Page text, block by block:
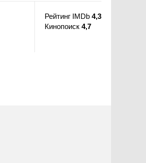
Рейтинг IMDb 4,3
Кинопоиск 4,7